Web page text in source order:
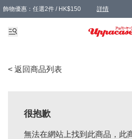
飾物優惠：任選2件 / HK$150 詳情
髮飾優惠：任選2件 / HK$100 詳情
精選襪子優惠：任選3對 / HK$115 詳情
滿額免運：本地訂單滿港幣350元可享免運費優惠
< 返回商品列表
很抱歉
無法在網站上找到此商品，此